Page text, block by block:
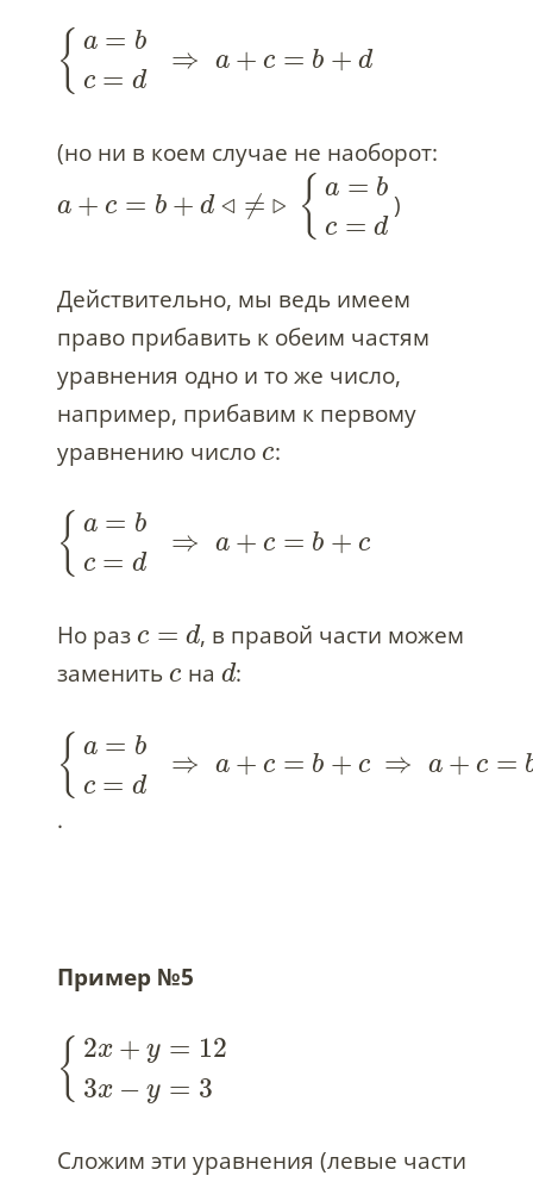
{ a = b
c = d
⇒ a + c = b + d
(но ни в коем случае не наоборот:
a + c = b + d ◃ ≠ ▹ { a = b
c = d
)
Действительно, мы ведь имеем
право прибавить к обеим частям
уравнения одно и то же число,
например, прибавим к первому
уравнению число c:
{ a = b
c = d
⇒ a + c = b + c
Но раз c = d, в правой части можем
заменить c на d:
{ a = b
c = d
⇒ a + c = b + c ⇒ a + c =
.
Пример №5
{ 2x + y = 12
3x − y = 3
Сложим эти уравнения (левые части